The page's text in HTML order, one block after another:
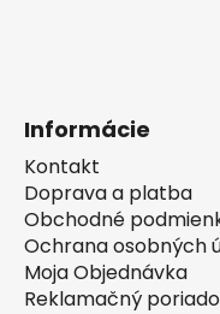
Informácie
Kontakt
Doprava a platba
Obchodné
Ochrana osobných
Moja Objednávka
Reklamačný